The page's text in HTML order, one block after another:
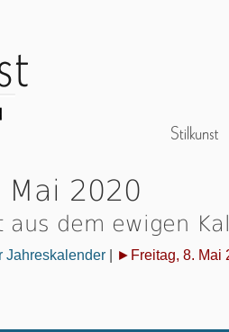
Mai 2020
aus dem ewigen
Jahreskalender ►Freitag, 8. Mai